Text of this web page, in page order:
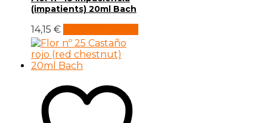
(impatients) 20ml Bach
14,15 €